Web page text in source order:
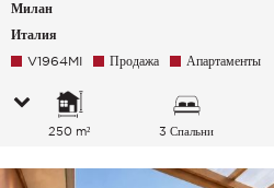
Милан
Италия
V1964MI Продажа Апартаменты
250 m² 3 Спальни